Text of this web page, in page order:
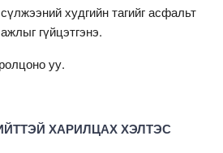
худгийн тагийг асфальт
гүйцэтгэнэ.
уу.
ХАРИЛЦАХ ХЭЛТЭС